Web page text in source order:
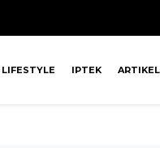
LIFESTYLE IPTEK ARTIKEL